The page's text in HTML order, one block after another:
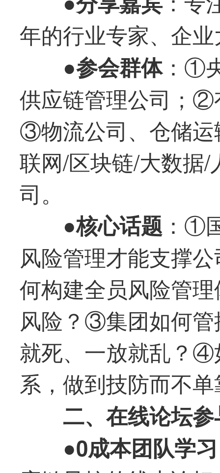
年的行业专家、企
●参会群体：①
供应链管理公司；②
③物流公司、仓储
联网/区块链/大数据
司。
●核心话题 ：①
风险管理才能支撑
何构建全员风险管
风险？③集团如何
就死、一放就乱？④
系，做到技防而不
二、在线论坛
●0成本团队学